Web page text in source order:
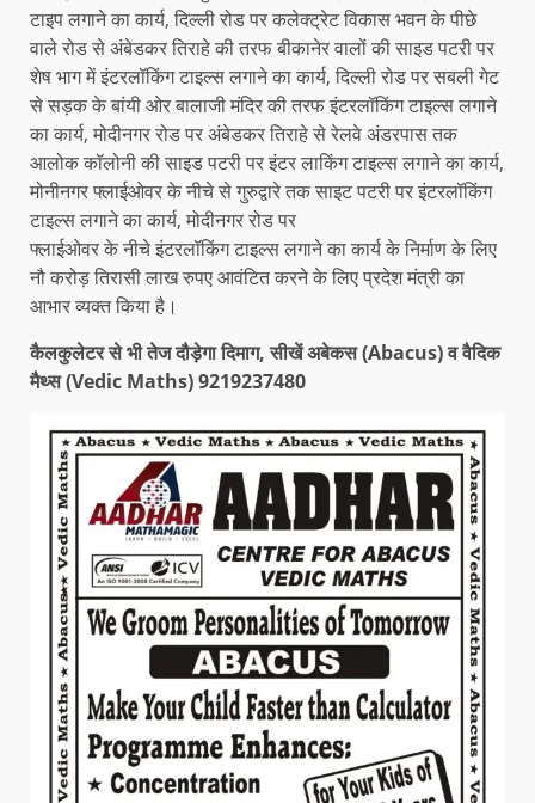
टाइप लगाने का कार्य, दिल्ली रोड पर कलेक्ट्रेट विकास भवन के पीछे
वाले रोड से अंबेडकर तिराहे की तरफ बीकानेर वालों की साइड पटरी पर
शेष भाग में इंटरलॉकिंग टाइल्स लगाने का कार्य, दिल्ली रोड पर सबली गेट
से सड़क के बांयी ओर बालाजी मंदिर की तरफ इंटरलॉकिंग टाइल्स लगाने
का कार्य, मोदीनगर रोड पर अंबेडकर तिराहे से रेलवे अंडरपास तक
आलोक कॉलोनी की साइड पटरी पर इंटर लाकिंग टाइल्स लगाने का कार्य,
मोनीनगर फ्लाईओवर के नीचे से गुरुद्वारे तक साइट पटरी पर इंटरलॉकिंग
टाइल्स लगाने का कार्य, मोदीनगर रोड पर
फ्लाईओवर के नीचे इंटरलॉकिंग टाइल्स लगाने का कार्य के निर्माण के लिए
नौ करोड़ तिरासी लाख रुपए आवंटित करने के लिए प्रदेश मंत्री का
आभार व्यक्त किया है।
कैलकुलेटर से भी तेज दौड़ेगा दिमाग, सीखें अबेकस (Abacus) व वैदिक
मैथ्स (Vedic Maths) 9219237480